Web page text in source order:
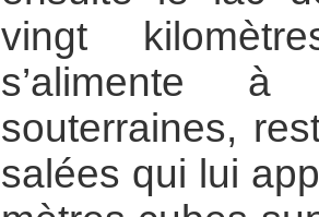
vingt
s’alimente à
souterraines,
salées qui lui